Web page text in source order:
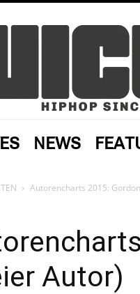
NEWS
Autorencharts 2015:
Autor)